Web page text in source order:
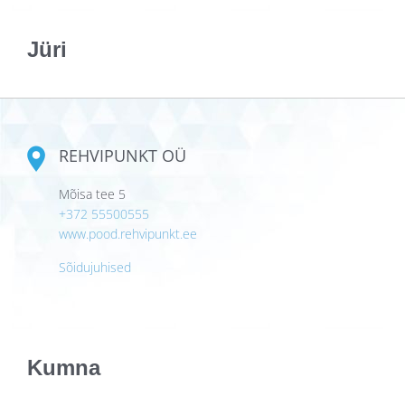
Jüri
REHVIPUNKT OÜ
Mõisa tee 5
+372 55500555
www.pood.rehvipunkt.ee
Sõidujuhised
Kumna